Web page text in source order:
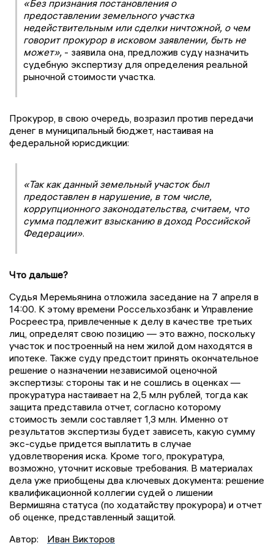
«Без признания постановления о
предоставлении земельного участка
недействительным или сделки ничтожной, о чем
говорит прокурор в исковом заявлении, быть не
может», - заявила она, предложив суду назначить
судебную экспертизу для определения реальной
рыночной стоимости участка.
Прокурор, в свою очередь, возразил против передачи
денег в муниципальный бюджет, настаивая на
федеральной юрисдикции:
«Так как данный земельный участок был
предоставлен в нарушение, в том числе,
коррупционного законодательства, считаем, что
сумма подлежит взысканию в доход Российской
Федерации».
Что дальше?
Судья Меремьянина отложила заседание на 7 апреля в
14:00. К этому времени Россельхозбанк и Управление
Росреестра, привлеченные к делу в качестве третьих
лиц, определят свою позицию — это важно, поскольку
участок и построенный на нем жилой дом находятся в
ипотеке. Также суду предстоит принять окончательное
решение о назначении независимой оценочной
экспертизы: стороны так и не сошлись в оценках —
прокуратура настаивает на 2,5 млн рублей, тогда как
защита представила отчет, согласно которому
стоимость земли составляет 1,3 млн. Именно от
результатов экспертизы будет зависеть, какую сумму
экс-судье придется выплатить в случае
удовлетворения иска. Кроме того, прокуратура,
возможно, уточнит исковые требования. В материалах
дела уже приобщены два ключевых документа: решение
квалификационной коллегии судей о лишении
Вермишяна статуса (по ходатайству прокурора) и отчет
об оценке, представленный защитой.
Автор:
Иван Викторов